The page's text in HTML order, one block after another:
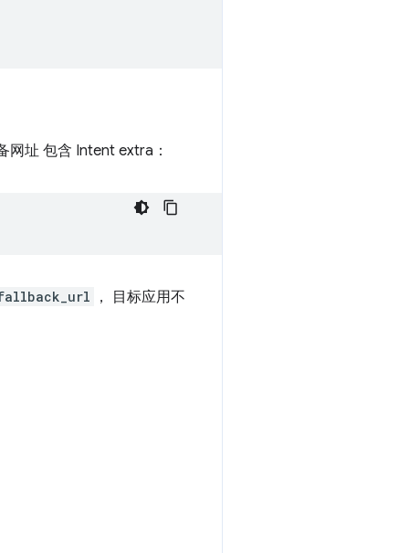
网址 包含 Intent extra：
， 目标应用不